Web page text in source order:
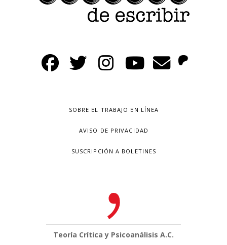
SOBRE EL TRABAJO EN LÍNEA
AVISO DE PRIVACIDAD
SUSCRIPCIÓN A BOLETINES
Teoría Crítica y Psicoanálisis A.C.